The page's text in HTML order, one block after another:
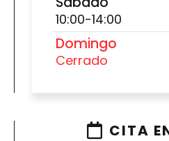
10:00-14:00
Domingo
Cerrado
CITA